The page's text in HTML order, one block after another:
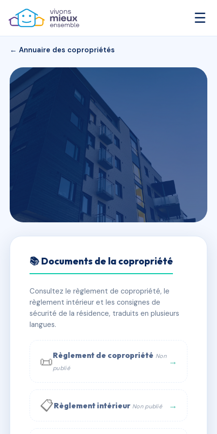
☰
← Annuaire des copropriétés
40 ENDOUME
✓ Immatriculée 🏠 10 lots 🏗 1 bâtiment(s)
📞 Contacter Syndic Digital
📚 Documents de la copropriété
Consultez le règlement de copropriété, le
règlement intérieur et les consignes de
sécurité de la résidence, traduits en plusieurs
langues.
📜Règlement de copropriété Non
publié
→
📋Règlement intérieur Non publié →